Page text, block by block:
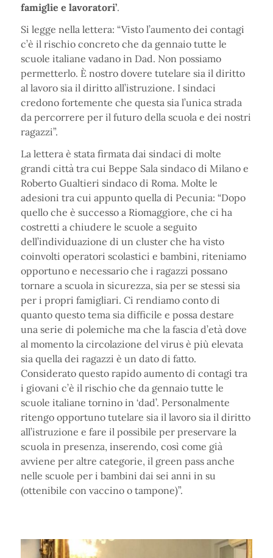
famiglie e lavoratori’.
Si legge nella lettera: “Visto l’aumento dei contagi
c’è il rischio concreto che da gennaio tutte le
scuole italiane vadano in Dad. Non possiamo
permetterlo. È nostro dovere tutelare sia il diritto
al lavoro sia il diritto all’istruzione. I sindaci
credono fortemente che questa sia l’unica strada
da percorrere per il futuro della scuola e dei nostri
ragazzi”.
La lettera è stata firmata dai sindaci di molte
grandi città tra cui Beppe Sala sindaco di Milano e
Roberto Gualtieri sindaco di Roma. Molte le
adesioni tra cui appunto quella di Pecunia: “Dopo
quello che è successo a Riomaggiore, che ci ha
costretti a chiudere le scuole a seguito
dell’individuazione di un cluster che ha visto
coinvolti operatori scolastici e bambini, riteniamo
opportuno e necessario che i ragazzi possano
tornare a scuola in sicurezza, sia per se stessi sia
per i propri famigliari. Ci rendiamo conto di
quanto questo tema sia difficile e possa destare
una serie di polemiche ma che la fascia d’età dove
al momento la circolazione del virus è più elevata
sia quella dei ragazzi è un dato di fatto.
Considerato questo rapido aumento di contagi tra
i giovani c’è il rischio che da gennaio tutte le
scuole italiane tornino in ‘dad’. Personalmente
ritengo opportuno tutelare sia il lavoro sia il diritto
all’istruzione e fare il possibile per preservare la
scuola in presenza, inserendo, così come già
avviene per altre categorie, il green pass anche
nelle scuole per i bambini dai sei anni in su
(ottenibile con vaccino o tampone)”.